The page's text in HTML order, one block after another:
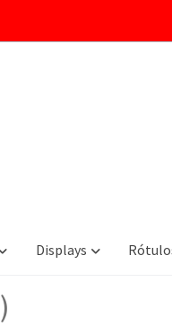
Displays
Displays HostelerÍa
)